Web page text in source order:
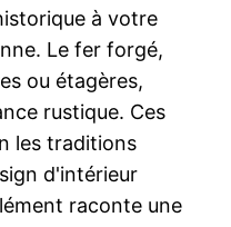
à votre
Le fer forgé,
ou étagères,
rustique. Ces
les traditions
d'intérieur
raconte une